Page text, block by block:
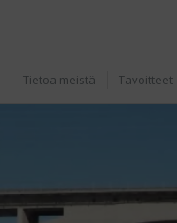
Tietoa meistä Tavoitteet